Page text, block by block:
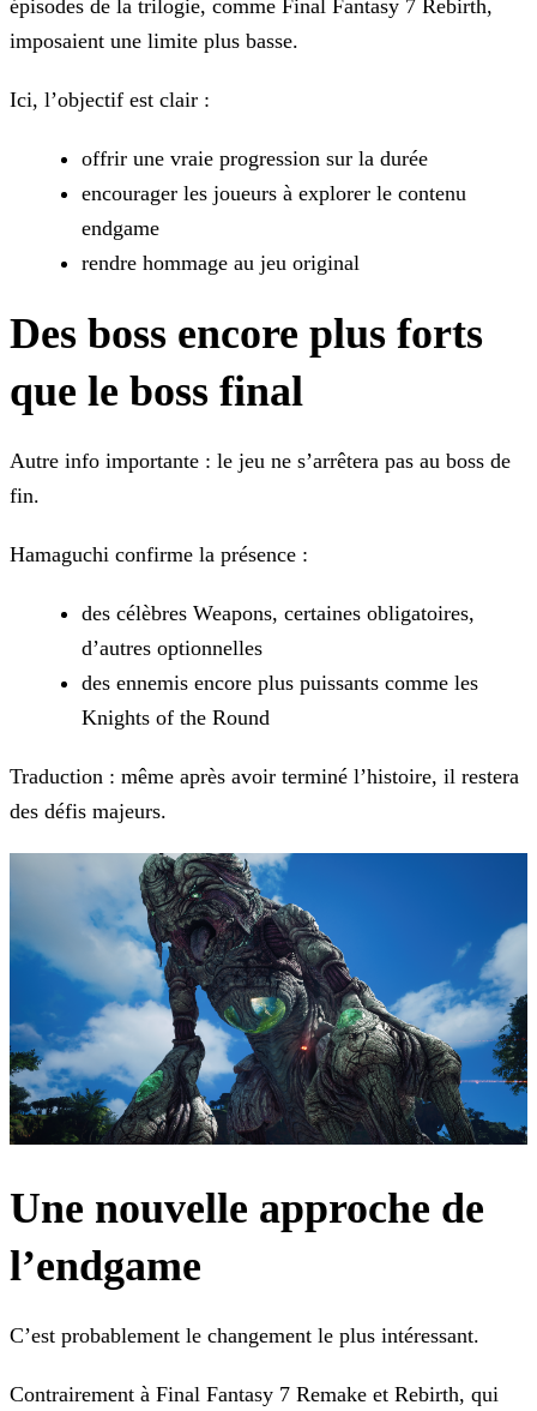
épisodes de la trilogie, comme Final Fantasy 7 Rebirth,
imposaient une limite plus basse.
Ici, l’objectif est clair :
offrir une vraie progression sur la durée
encourager les joueurs à explorer le contenu
endgame
rendre hommage au jeu original
Des boss encore plus forts
que le boss final
Autre info importante : le jeu ne s’arrêtera pas au boss de
fin.
Hamaguchi confirme la présence :
des célèbres Weapons, certaines obligatoires,
d’autres optionnelles
des ennemis encore plus puissants comme les
Knights of the Round
Traduction : même après avoir terminé l’histoire, il restera
des défis majeurs.
Une nouvelle approche de
l’endgame
C’est probablement le changement le plus intéressant.
Contrairement à Final Fantasy 7 Remake et Rebirth, qui